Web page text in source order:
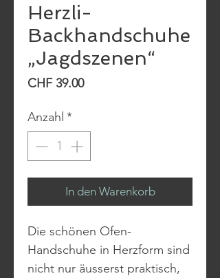
Herzli-
Backhandschuhe
„Jagdszenen“
CHF 39.00Preis
Anzahl *
In den Warenkorb
Die schönen Ofen-
Handschuhe in Herzform sind
nicht nur äusserst praktisch,